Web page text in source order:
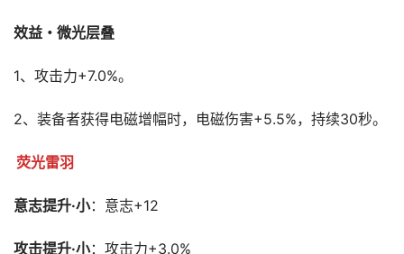
效益・微光层叠
1、攻击力+7.0%。
2、装备者获得电磁增幅时，电磁伤害+5.5%，持续30秒。
荧光雷羽
意志提升·小：意志+12
攻击提升·小：攻击力+3.0%